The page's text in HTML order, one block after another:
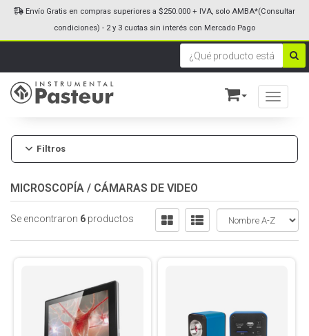
Toggle
Envío Gratis en compras superiores a $250.000 + IVA, solo AMBA*(Consultar
condiciones) - 2 y 3 cuotas sin interés con Mercado Pago
Filtros
MICROSCOPÍA / CÁMARAS DE VIDEO
Se encontraron 6 productos